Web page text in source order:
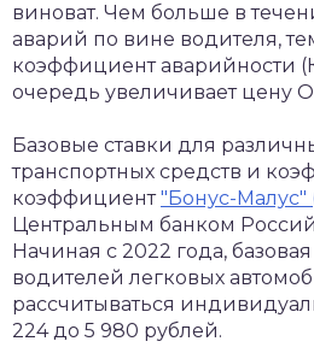
виноват. Чем больше в
аварий по вине водителя,
коэффициент аварийности
очередь увеличивает цену
Базовые ставки для
транспортных средств и
коэффициент"Бонус-
Центральным банком
Начиная с 2022 года, базовая
водителей легковых
рассчитываться
224 до 5 980 рублей.